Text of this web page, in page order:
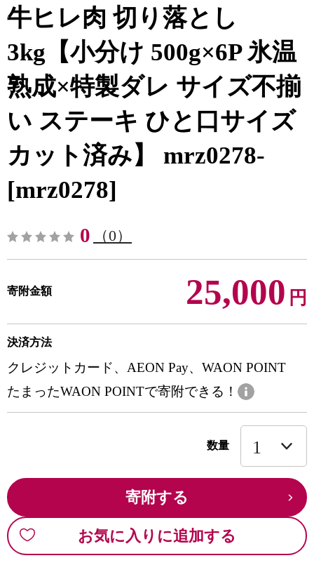
牛ヒレ肉 切り落とし
3kg【小分け 500g×6P 氷温
熟成×特製ダレ サイズ不揃
い ステーキ ひと口サイズ
カット済み】 mrz0278-
[mrz0278]
0 （0）
寄附金額 25,000 円
決済方法
クレジットカード、AEON Pay、WAON POINT
たまったWAON POINTで寄附できる！
数量
寄附する
お気に入りに追加する